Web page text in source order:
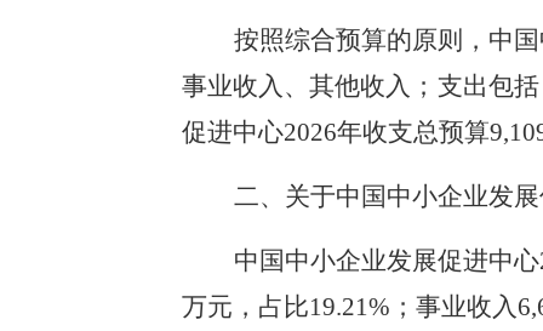
按照综合预算的原则，中
事业收入、其他收入；支出包
促进中心2026年收支总预算
二、关于中国中小企业发
中国中小企业发展促进中
万元，占比19.21%；事业收入